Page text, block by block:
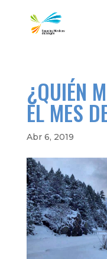
¿QUIÉN
EL MES
Abr 6, 2019